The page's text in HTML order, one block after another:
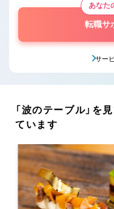
あなた
転職サ
サー
「波のテーブル」を
ています